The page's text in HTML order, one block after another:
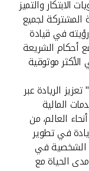
والتميز
المشتركة لجميع
في قيادة
أحكام الشريعة
الأكثر موثوقية
الريادة عبر
المالية
العالم، من
في تطوير
الشخصية في
الحياة مع